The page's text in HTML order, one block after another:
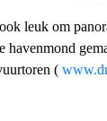
leuk om
havenmond
(